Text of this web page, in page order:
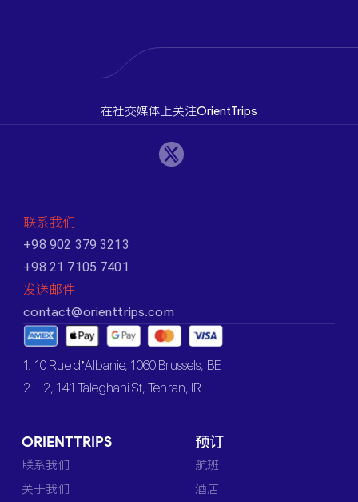
在社交媒体上关注OrientTrips
联系我们
+98 902 379 3213
+98 21 7105 7401
发送邮件
contact@orienttrips.com
1. 10 Rue d’Albanie, 1060 Brussels, BE
2. L2, 141 Taleghani St, Tehran, IR
ORIENTTRIPS
联系我们
关于我们
预订
航班
酒店